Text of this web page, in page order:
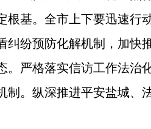
根基。全市上下要迅速行
纠纷预防化解机制，加快
。严格落实信访工作法治
制。纵深推进平安盐城、